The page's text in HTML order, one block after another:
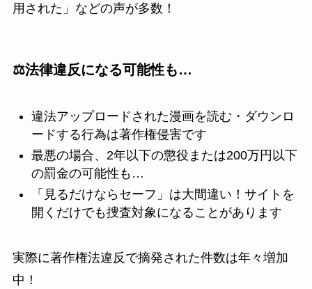
用された」などの声が多数！
⚖️法律違反になる可能性も…
違法アップロードされた漫画を読む・ダウンロ
ードする行為は著作権侵害です
最悪の場合、2年以下の懲役または200万円以下
の罰金の可能性も…
「見るだけならセーフ」は大間違い！サイトを
開くだけでも捜査対象になることがあります
実際に著作権法違反で摘発された件数は年々増加
中！